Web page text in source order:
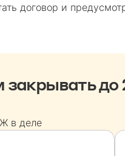
договор и
до
в деле